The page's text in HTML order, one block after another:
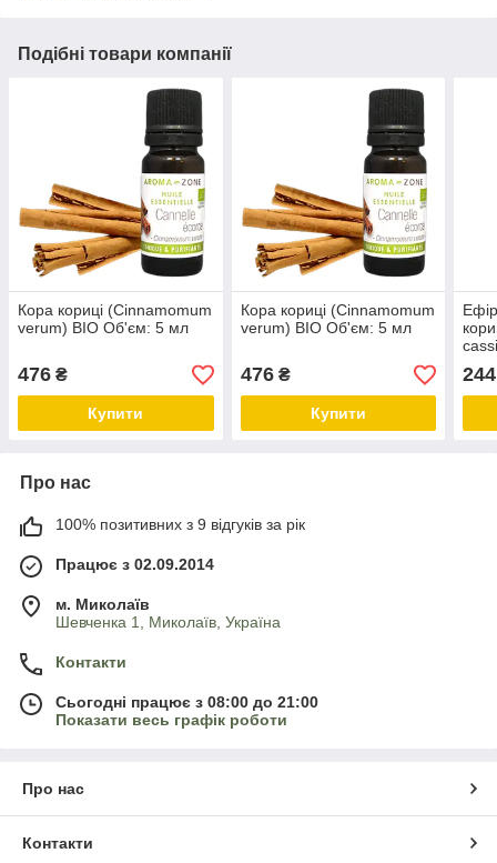
Подібні товари компанії
Кора кориці (Cinnamomum
verum) BIO Об'єм: 5 мл
476 ₴
Купити
Кора кориці (Cinnamomum
verum) BIO Об'єм: 5 мл
476₴
Купити
244
Про нас
100% позитивних з 9 відгуків за рік
Працює з 02.09.2014
м. Миколаїв
Шевченка 1, Миколаїв, Україна
Контакти
Сьогодні працює з 08:00 до 21:00
Показати весь графік роботи
Про нас
Контакти